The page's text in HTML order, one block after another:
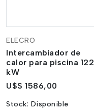
ELECRO
Intercambiador de
calor para piscina 122
kW
U$S 1586,00
Stock: Disponible